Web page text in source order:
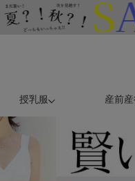
授乳服 産前